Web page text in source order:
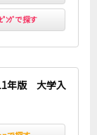
ﾟﾝｸﾞで探す
年版 大学入